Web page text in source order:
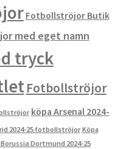
Fotbollströjor Butik
med eget namn
tryck
Fotbollströjor
köpa Arsenal 2024-
2024-25 fotbollströjor Köpa
Dortmund 2024-25